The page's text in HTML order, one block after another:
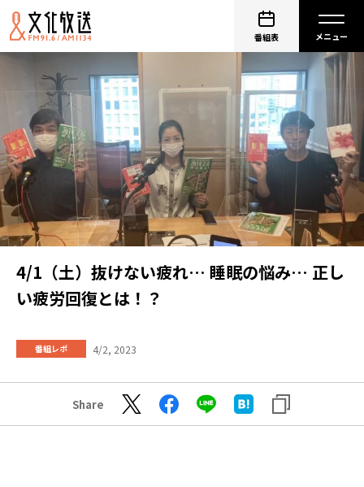
番組表
4/1（土）抜けない疲れ… 睡眠の悩み… 正し
い疲労回復とは！？
番組レポ 4/2, 2023
Share